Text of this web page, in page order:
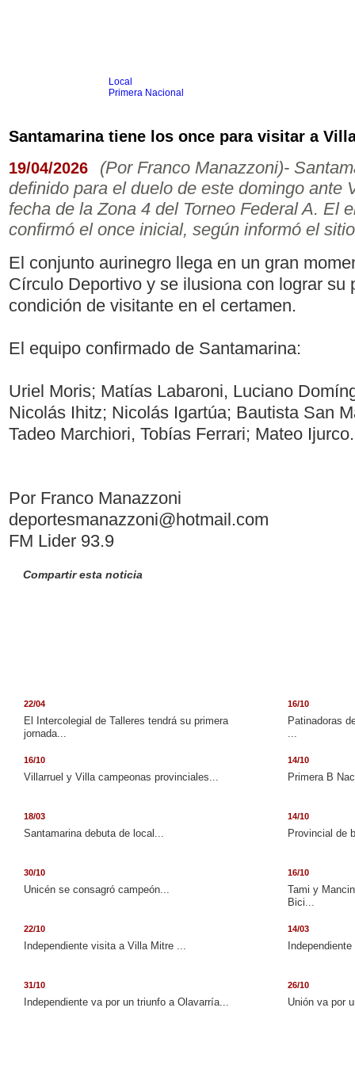
Local
Primera Nacional
Agrario
Boxeo
Ciclismo
Gim. Artística
Duatlón-Triatlón
Golf
Natación
Taekwondo
Voley
Otros
Videos
Santamarina tiene los once para visitar a
19/04/2026
(Por Franco Manazzoni)-
definido para el duelo de este domingo ante
fecha de la Zona 4 del Torneo Federal A. El
confirmó el once inicial, según informó el
El conjunto aurinegro llega en un gran
Círculo Deportivo y se ilusiona con lograr su
condición de visitante en el certamen.
El equipo confirmado de Santamarina:
Uriel Moris; Matías Labaroni, Luciano
Nicolás Ihitz; Nicolás Igartúa; Bautista San
Tadeo Marchiori, Tobías Ferrari; Mateo
Por Franco Manazzoni
deportesmanazzoni@hotmail.com
FM Lider 93.9
Compartir esta noticia
22/04
El Intercolegial de Talleres tendrá su primera
jornada...
16/10
Patinadoras
...
16/10
Villarruel y Villa campeonas provinciales...
14/10
Primera B
18/03
Santamarina debuta de local...
14/10
Provincial de
30/10
Unicén se consagró campeón...
16/10
Tami y
Bici...
22/10
Independiente visita a Villa Mitre ...
14/03
31/10
Independiente va por un triunfo a Olavarría...
26/10
Unión va por